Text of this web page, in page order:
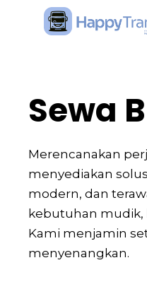
Sewa
Merencanakan
menyediakan
modern, dan
kebutuhan mudik,
Kami menjamin
menyenangkan.